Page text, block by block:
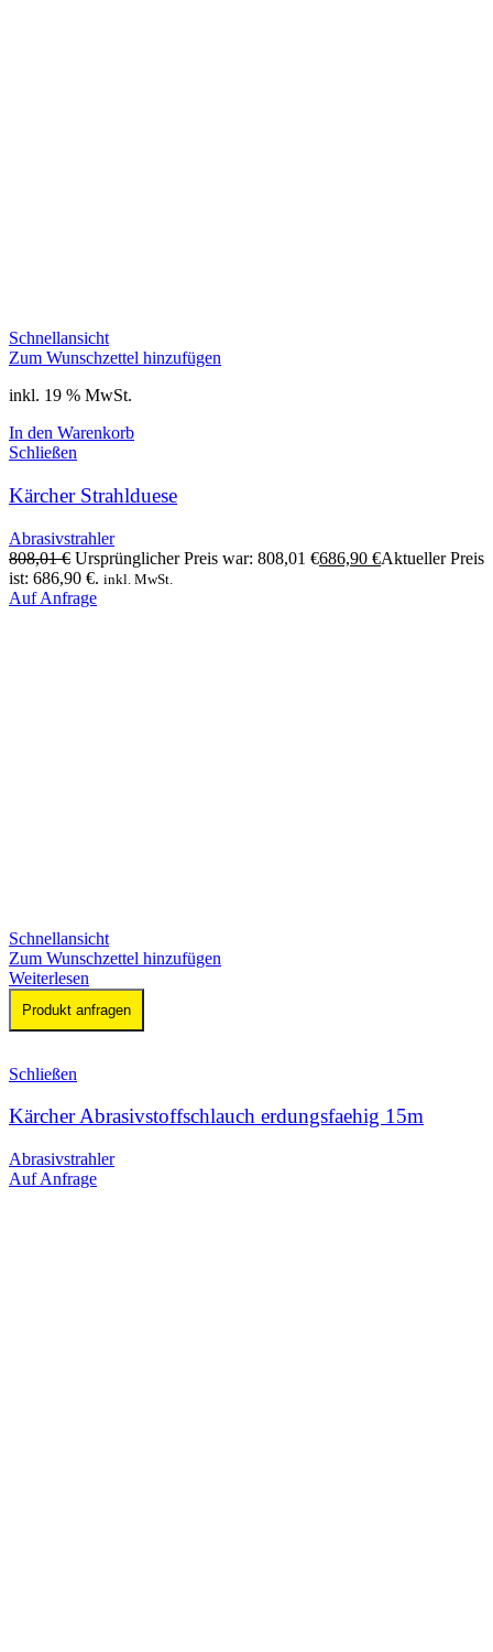
Schnellansicht
Zum Wunschzettel hinzufügen
inkl. 19 % MwSt.
In den Warenkorb
Schließen
Kärcher Strahlduese
Abrasivstrahler
808,01€ Ursprünglicher Preis war: 808,01 €686,90 €Aktueller Preis
ist: 686,90 €. inkl. MwSt.
Auf Anfrage
Schnellansicht
Zum Wunschzettel hinzufügen
Weiterlesen
Produkt anfragen
Schließen
Kärcher Abrasivstoffschlauch erdungsfaehig 15m
Abrasivstrahler
Auf Anfrage